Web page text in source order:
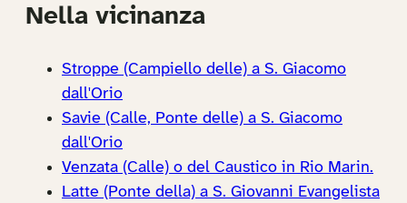
Nella vicinanza
Stroppe (Campiello delle) a S. Giacomo
dall'Orio
Savie (Calle, Ponte delle) a S. Giacomo
dall'Orio
Venzata (Calle) o del Caustico in Rio Marin.
Latte (Ponte della) a S. Giovanni Evangelista